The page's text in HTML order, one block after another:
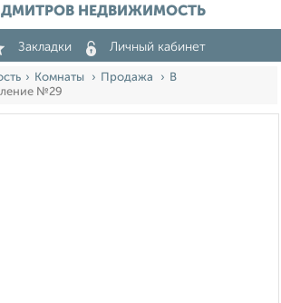
ДМИТРОВ НЕДВИЖИМОСТЬ
Закладки Личный кабинет
Комнаты Продажа
В
№29